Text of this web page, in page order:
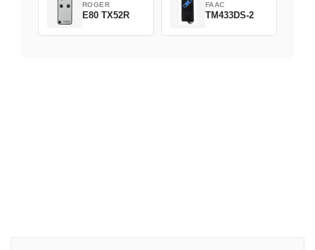
ROGER
E80 TX52R
FAAC
TM433DS-2